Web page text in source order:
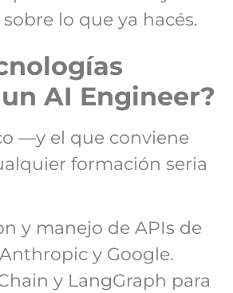
lo que ya hacés.
AI Engineer?
—y el que conviene
formación seria
y manejo de APIs de
y Google.
y LangGraph para